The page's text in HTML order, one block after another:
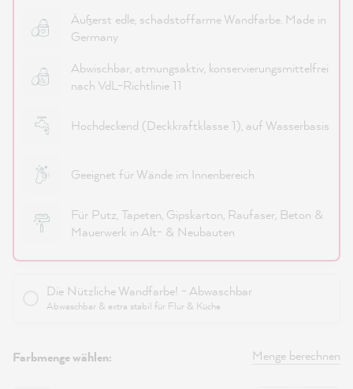
Äußerst edle, schadstoffarme Wandfarbe. Made in
Germany
Abwischbar, atmungsaktiv, konservierungsmittelfrei
nach VdL-Richtlinie 11
Hochdeckend (Deckkraftklasse 1), auf Wasserbasis
Geeignet für Wände im Innenbereich
Für Putz, Tapeten, Gipskarton, Raufaser, Beton &
Mauerwerk in Alt- & Neubauten
Die Nützliche Wandfarbe! - Abwaschbar
Abwaschbar & extra stabil für Flur & Küche
Farbmenge wählen: Menge berechnen